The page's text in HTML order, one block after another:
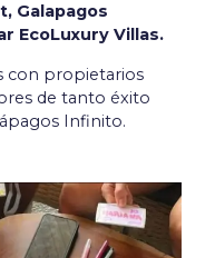
Galapagos
EcoLuxury Villas.
con propietarios
de tanto éxito
Infinito.